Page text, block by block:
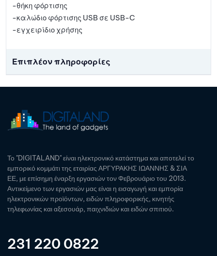
-θήκη φόρτισης
-καλώδιο φόρτισης USB σε USB-C
-εγχειρίδιο χρήσης
Επιπλέον πληροφορίες
Το "DIGITALAND" είναι ηλεκτρονικό κατάστημα και αποτελεί το
εμπορικό κομμάτι της εταιρίας ΑΡΓΥΡΑΚΗΣ ΙΩΑΝΝΗΣ & ΣΙΑ
ΕΕ, με επίσημη έναρξη εργασιών τον Φεβρουάριο του 2013.
Αντικείμενο των εργασιών μας είναι η εισαγωγή και εμπορία
ηλεκτρονικών προϊόντων, ειδών πληροφορικής, κινητής
τηλεφωνίας και αξεσουάρ, παιχνιδιών και ειδών σπιτιού.
231 220 0822